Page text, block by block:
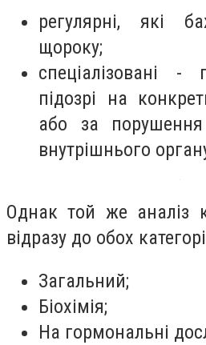
регулярні, які
щороку;
cпеціалізовані -
підозрі на
або за
внутрішнього
Однак той же аналіз
відразу до обох
Загальний;
Біохімія;
На гормональні